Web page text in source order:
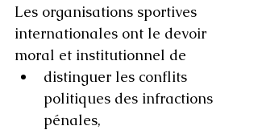
Les organisations sportives
internationales ont le devoir
moral et institutionnel de
distinguer les conflits
politiques des infractions
pénales,